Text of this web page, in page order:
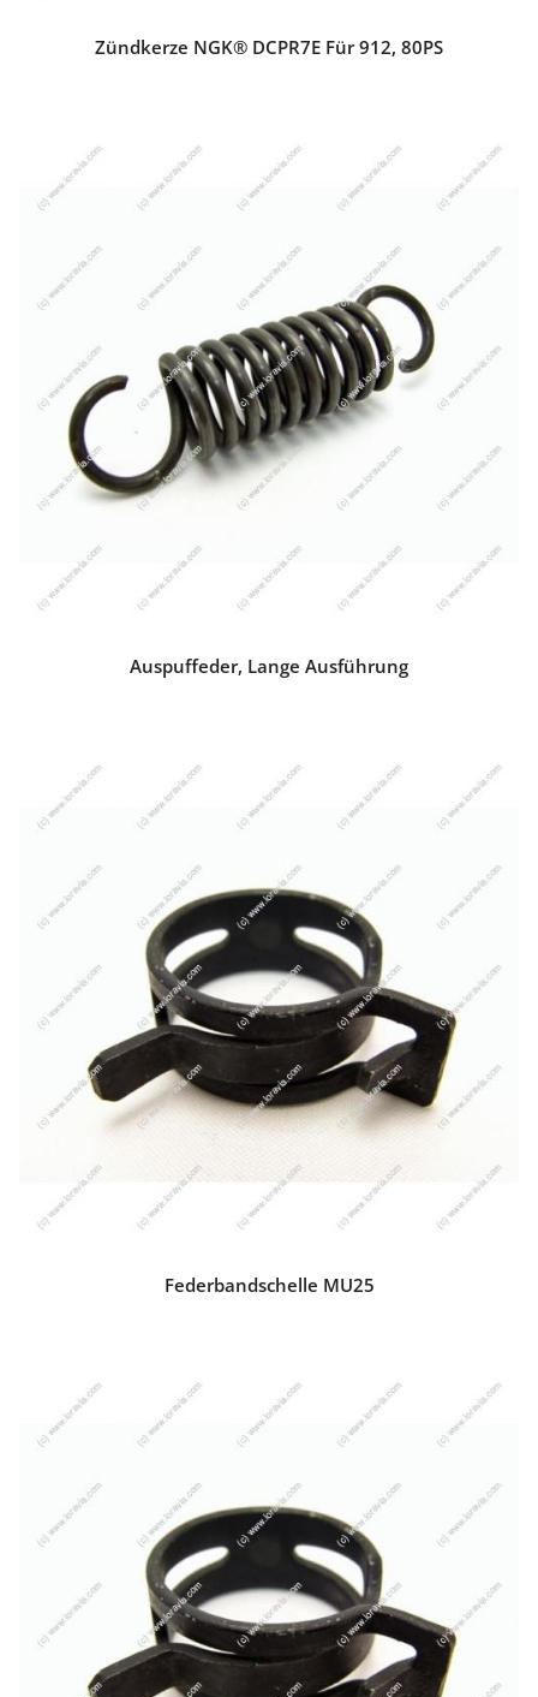
Zündkerze NGK® DCPR7E Für 912, 80PS
Auspuffeder, Lange Ausführung
Federbandschelle MU25